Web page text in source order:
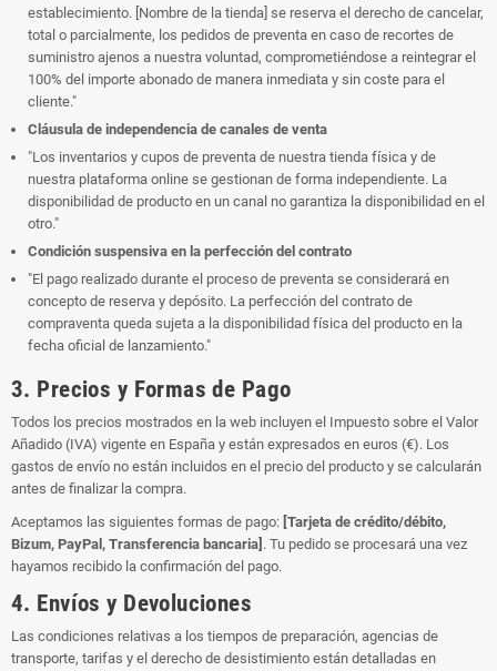
establecimiento. [Nombre de la tienda] se reserva el derecho de cancelar,
total o parcialmente, los pedidos de preventa en caso de recortes de
suministro ajenos a nuestra voluntad, comprometiéndose a reintegrar el
100% del importe abonado de manera inmediata y sin coste para el
cliente."
Cláusula de independencia de canales de venta
"Los inventarios y cupos de preventa de nuestra tienda física y de
nuestra plataforma online se gestionan de forma independiente. La
disponibilidad de producto en un canal no garantiza la disponibilidad en el
otro."
Condición suspensiva en la perfección del contrato
"El pago realizado durante el proceso de preventa se considerará en
concepto de reserva y depósito. La perfección del contrato de
compraventa queda sujeta a la disponibilidad física del producto en la
fecha oficial de lanzamiento."
3. Precios y Formas de Pago
Todos los precios mostrados en la web incluyen el Impuesto sobre el Valor
Añadido (IVA) vigente en España y están expresados en euros (€). Los
gastos de envío no están incluidos en el precio del producto y se calcularán
antes de finalizar la compra.
Aceptamos las siguientes formas de pago: [Tarjeta de crédito/débito,
Bizum, PayPal, Transferencia bancaria] . Tu pedido se procesará una vez
hayamos recibido la confirmación del pago.
4. Envíos y Devoluciones
Las condiciones relativas a los tiempos de preparación, agencias de
transporte, tarifas y el derecho de desistimiento están detalladas en